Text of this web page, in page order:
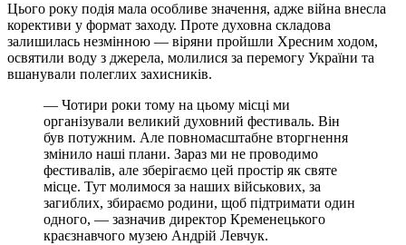
Цього року подія мала особливе значення, адже війна внесла
корективи у формат заходу. Проте духовна складова
залишилась незмінною — віряни пройшли Хресним ходом,
освятили воду з джерела, молилися за перемогу України та
вшанували полеглих захисників.
— Чотири роки тому на цьому місці ми
організували великий духовний фестиваль. Він
був потужним. Але повномасштабне вторгнення
змінило наші плани. Зараз ми не проводимо
фестивалів, але зберігаємо цей простір як святе
місце. Тут молимося за наших військових, за
загиблих, збираємо родини, щоб підтримати один
одного, — зазначив директор Кременецького
краєзнавчого музею Андрій Левчук.